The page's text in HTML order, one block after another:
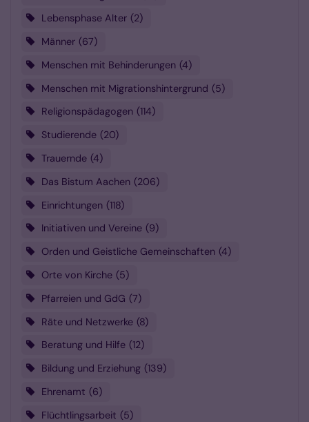
Lebensphase Alter 2
Männer 67
Menschen mit Behinderungen 4
Menschen mit Migrationshintergrund 5
Religionspädagogen 114
Studierende 20
Trauernde 4
Das Bistum Aachen 206
Einrichtungen 118
Initiativen und Vereine
9
Orden und Geistliche Gemeinschaften 4
Orte von Kirche 5
Pfarreien und GdG 7
Räte und Netzwerke 8
Beratung und Hilfe 12
Bildung und Erziehung 139
Ehrenamt 6
Flüchtlingsarbeit 5